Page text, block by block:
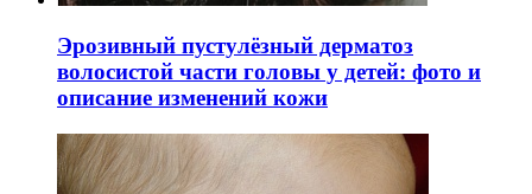
Эрозивный пустулёзный дерматоз
волосистой части головы у детей: фото и
описание изменений кожи